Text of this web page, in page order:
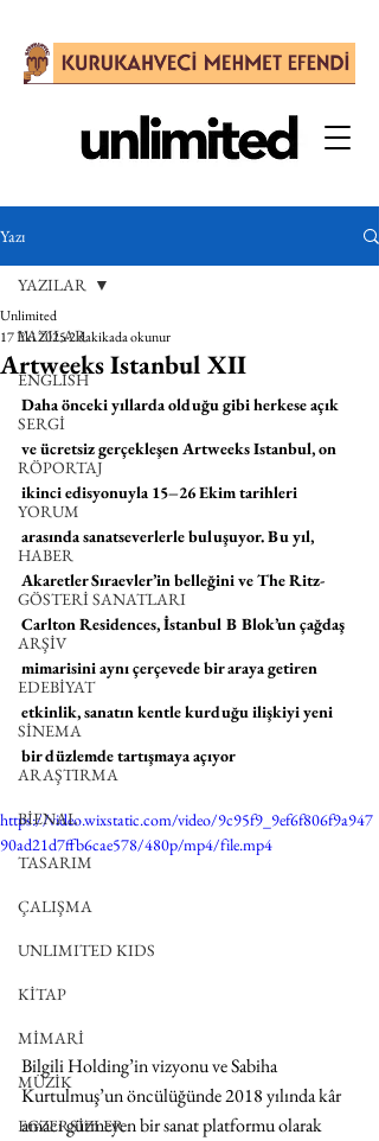
Yazı
YAZILAR
ENGLISH
SERGİ
RÖPORTAJ
YORUM
HABER
GÖSTERİ SANATLARI
ARŞİV
EDEBİYAT
SİNEMA
ARAŞTIRMA
BİENAL
TASARIM
ÇALIŞMA
UNLIMITED KIDS
KİTAP
MİMARİ
MÜZİK
EGZERSİZLER
YAZILAR
Artweeks Istanbul XII
Unlimited
17 Eki 20252 dakikada okunur
Daha önceki yıllarda olduğu gibi herkese açık
ve ücretsiz gerçekleşen Artweeks Istanbul, on
ikinci edisyonuyla 15–26 Ekim tarihleri
arasında sanatseverlerle buluşuyor. Bu yıl,
Akaretler Sıraevler’in belleğini ve The Ritz-
Carlton Residences, İstanbul B Blok’un çağdaş
mimarisini aynı çerçevede bir araya getiren
etkinlik, sanatın kentle kurduğu ilişkiyi yeni
bir düzlemde tartışmaya açıyor
https://video.wixstatic.com/video/9c95f9_9ef6f806f9a947
90ad21d7ffb6cae578/480p/mp4/file.mp4
Bilgili Holding’in vizyonu ve Sabiha
Kurtulmuş’un öncülüğünde 2018 yılında kâr
amacı gütmeyen bir sanat platformu olarak